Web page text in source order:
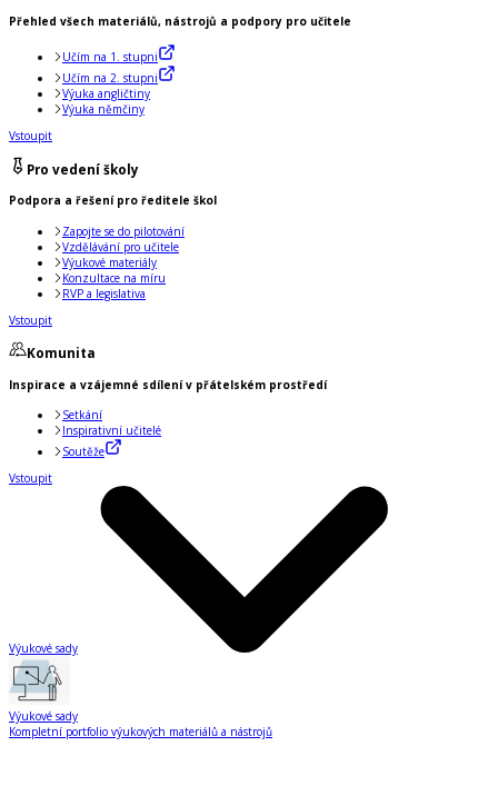
Přehled všech materiálů, nástrojů a podpory pro učitele
Učím na 1. stupni
Učím na 2. stupni
Výuka angličtiny
Výuka němčiny
Vstoupit
Pro vedení školy
Podpora a řešení pro ředitele škol
Zapojte se do pilotování
Vzdělávání pro učitele
Výukové materiály
Konzultace na míru
RVP a legislativa
Vstoupit
Komunita
Inspirace a vzájemné sdílení v přátelském prostředí
Setkání
Inspirativní učitelé
Soutěže
Vstoupit
Výukové sady
Výukové sady
Kompletní portfolio výukových materiálů a nástrojů